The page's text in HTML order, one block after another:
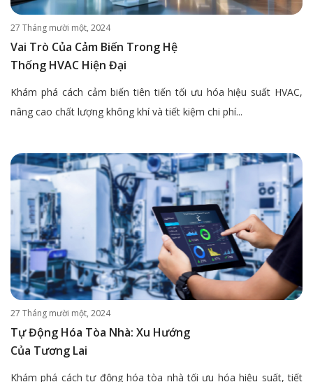
27 Tháng mười một, 2024
Vai Trò Của Cảm Biến Trong Hệ
Thống HVAC Hiện Đại
Khám phá cách cảm biến tiên tiến tối ưu hóa hiệu suất HVAC,
nâng cao chất lượng không khí và tiết kiệm chi phí...
27 Tháng mười một, 2024
Tự Động Hóa Tòa Nhà: Xu Hướng
Của Tương Lai
Khám phá cách tự động hóa tòa nhà tối ưu hóa hiệu suất, tiết